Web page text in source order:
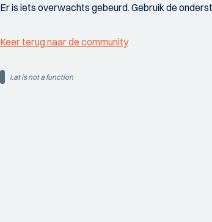
Er is iets overwachts gebeurd. Gebruik de
Keer terug naar de community
i.at is not a function